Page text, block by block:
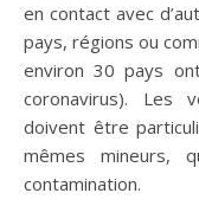
en contact avec
pays, régions ou
environ 30 pays
coronavirus). Les
doivent être
mêmes mineurs,
contamination.